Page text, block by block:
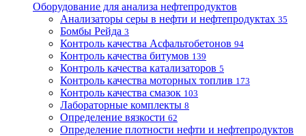
Оборудование для анализа нефтепродуктов
Анализаторы серы в нефти и нефтепродуктах 35
Бомбы Рейда 3
Контроль качества Асфальтобетонов 94
Контроль качества битумов 139
Контроль качества катализаторов 5
Контроль качества моторных топлив 173
Контроль качества смазок 103
Лабораторные комплекты 8
Определение вязкости 62
Определение плотности нефти и нефтепродуктов